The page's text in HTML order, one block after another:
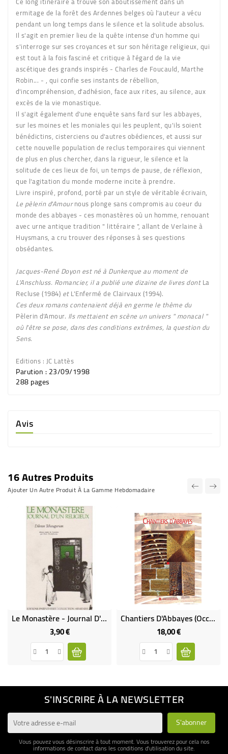
ermitage de la forêt des Ardennes belges où l'auteur a vécu
pendant un long temps dans le silence et la solitude absolus.
Il s'agit en premier lieu de la quête intense d'un homme qui
s'interroge sur ses croyances et sur son héritage religieux, qui
est tout à la fois fasciné et critique à l'égard de la vie
ascétique des grands inspirés - Charles de Foucauld, Marthe
Robin... - , qui confie ses instants de rébellion,
d'incompréhension, d'adhésion, face aux rites, au silence, aux
excès de la vie monastique.
Il s'agit également d'une enquête sans fard sur les abbayes,
sur les moines et les moniales qui les peuplent, qu'ils soient
bénédictins, cisterciens ou d'autres obédiences, et aussi sur
cette nouvelle population de reclus temporaires qui viennent
de plus en plus chercher, dans la rigueur, le silence et la
solitude de ces lieux de foi, un temps de pause, de réflexion,
que l'agitation du monde moderne incite à prendre.
Livre inspiré, profond, porté par un style de véritable écrivain,
Le pèlerin d'Amournous plonge sans compromis au coeur du
monde des abbayes - ces monastères où un homme, renouant
avec urne antique tradition " littéraire ", allant de Verlaine à
Huysmans, a cru trouver des réponses à ses questions
obsédantes.
Jacques-René Doyon est né à Dunkerque au moment de
L'Anschluss. Romancier, il a publié une dizaine de livres dontLa
Recluse (1984) etL'Enfermé de Clairvaux (1994).
Ces deux romans contenaient déjà en germe le thème du
Pèlerin d'Amour. Ils mettaient en scène un univers " monacal "
où l'être se pose, dans des conditions extrêmes, la question du
Sens.
Editions : JC Lattès
Parution :23/09/1998
288 pages
Avis
16 Autres Produits
Ajouter Un Autre Produit À La Gamme Hebdomadaire
Le Monastère - Journal D'Un Religieux (Occasion)
3,90 €Prix
Chantiers D'Abbayes (Occasion)
18,00 €Prix
S'INSCRIRE À LA NEWSLETTER
Vous pouvez vous désinscrire à tout moment. Vous trouverez pour cela nos
informations de contact dans les conditions d'utilisation du site.